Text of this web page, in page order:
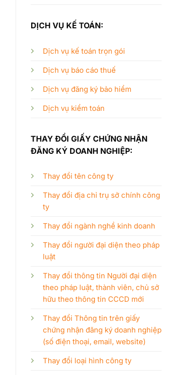
DỊCH VỤ KẾ TOÁN:
Dịch vụ kế toán trọn gói
Dịch vụ báo cáo thuế
Dịch vụ đăng ký bảo hiểm
Dịch vụ kiểm toán
THAY ĐỔI GIẤY CHỨNG NHẬN
ĐĂNG KÝ DOANH NGHIỆP:
Thay đổi tên công ty
Thay đổi địa chỉ trụ sở chính công
ty
Thay đổi ngành nghề kinh doanh
Thay đổi người đại diện theo pháp
luật
Thay đổi thông tin Người đại diện
theo pháp luật, thành viên, chủ sở
hữu theo thông tin CCCD mới
Thay đổi Thông tin trên giấy
chứng nhận đăng ký doanh nghiệp
(số điện thoại, email, website)
Thay đổi loại hình công ty